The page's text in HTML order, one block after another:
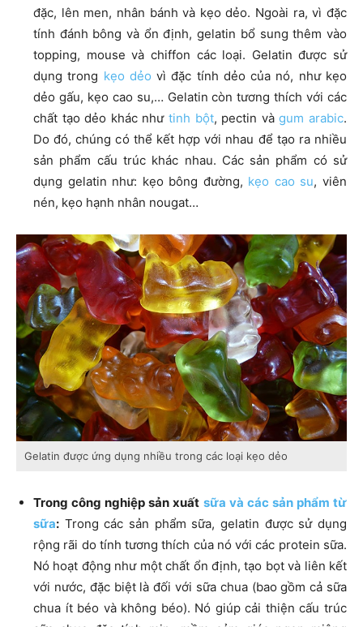
đặc, lên men, nhân bánh và kẹo dẻo. Ngoài ra, vì đặc
tính đánh bông và ổn định, gelatin bổ sung thêm vào
topping, mouse và chiffon các loại. Gelatin được sử
dụng trong kẹo dẻo vì đặc tính dẻo của nó, như kẹo
dẻo gấu, kẹo cao su,… Gelatin còn tương thích với các
chất tạo dẻo khác như tinh bột, pectin vàgum arabic.
Do đó, chúng có thể kết hợp với nhau để tạo ra nhiều
sản phẩm cấu trúc khác nhau. Các sản phẩm có sử
dụng gelatin như: kẹo bông đường, kẹo cao su, viên
nén, kẹo hạnh nhân nougat…
Gelatin được ứng dụng nhiều trong các loại kẹo dẻo
Trong công nghiệp sản xuất sữa và các sản phẩm từ
sữa: Trong các sản phẩm sữa, gelatin được sử dụng
rộng rãi do tính tương thích của nó với các protein sữa.
Nó hoạt động như một chất ổn định, tạo bọt và liên kết
với nước, đặc biệt là đối với sữa chua (bao gồm cả sữa
chua ít béo và không béo). Nó giúp cải thiện cấu trúc